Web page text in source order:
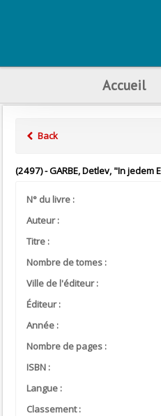
Accueil
Back
(2497) - GARBE, Detlev, "In
N° du livre :
Auteur :
Titre :
Nombre de tomes :
Ville de l'éditeur :
Éditeur :
Année :
Nombre de pages :
ISBN :
Langue :
Classement :